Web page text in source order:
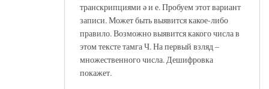
транскрипциями ә и е. Пробуем этот вариант
записи. Может быть выявится какое-либо
правило. Возможно выявится какого числа в
этом тексте тамга Ч. На первый взляд –
множественного числа. Дешифровка
покажет.